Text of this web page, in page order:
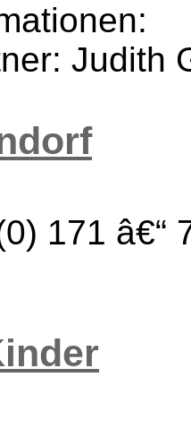
Judith
171 â€“